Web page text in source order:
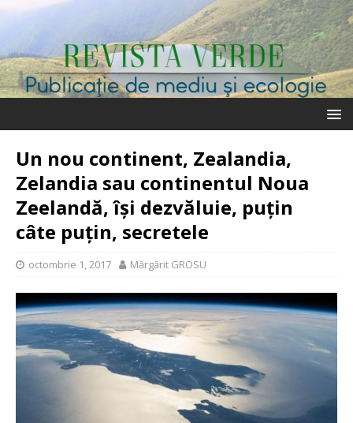
Un nou continent, Zealandia,
Zelandia sau continentul Noua
Zeelandă, își dezvăluie, puțin
câte puțin, secretele
octombrie 1, 2017 Mărgărit GROSU